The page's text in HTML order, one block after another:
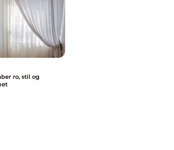
ro, stil og